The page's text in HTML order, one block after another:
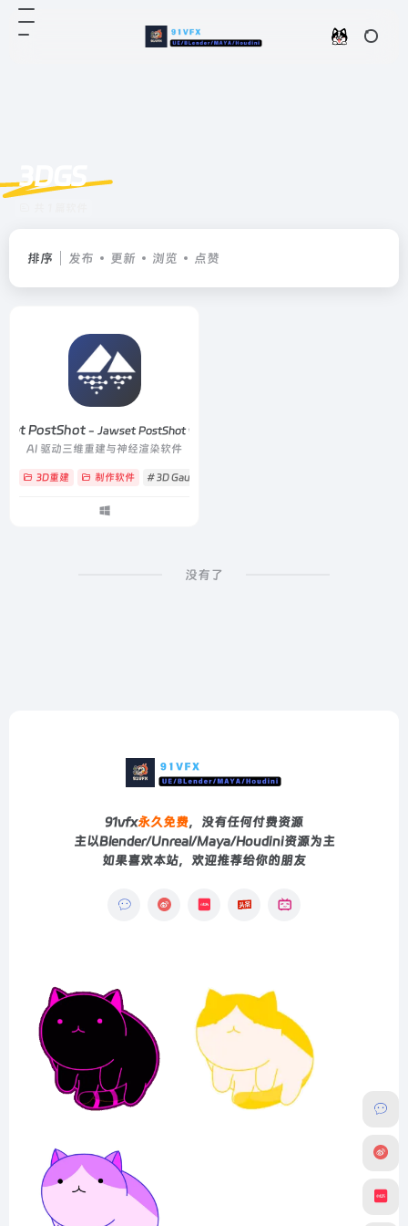
3DGS
排序 发布 更新 浏览 点赞
PostShot- Jawset PostShot v1.0.116
AI 驱动三维重建与神经渲染软件
3D重建 制作软件 # 3D Gaussian Splatting
没有了
91vfx永久免费，没有任何付费资源
主以Blender/Unreal/Maya/Houdini资源为主
如果喜欢本站，欢迎推荐给你的朋友